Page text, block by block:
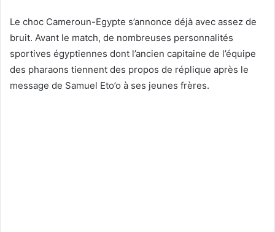
Le choc Cameroun-Egypte s’annonce déjà avec assez de
bruit. Avant le match, de nombreuses personnalités
sportives égyptiennes dont l’ancien capitaine de l’équipe
des pharaons tiennent des propos de réplique après le
message de Samuel Eto’o à ses jeunes frères.